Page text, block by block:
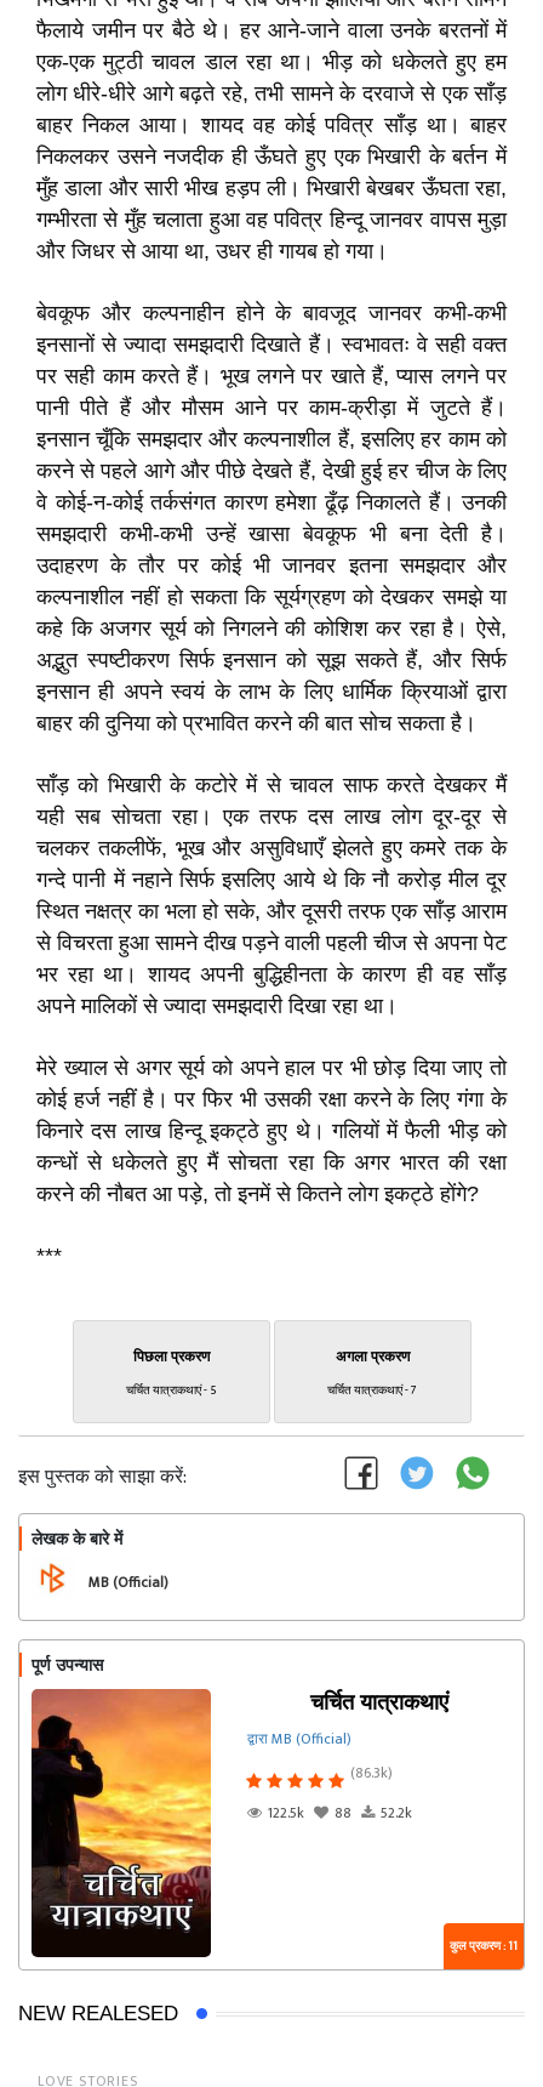
फैलाये जमीन पर बैठे थे। हर आने-जाने वाला उनके बरतनों में
एक-एक मुट्ठी चावल डाल रहा था। भीड़ को धकेलते हुए हम
लोग धीरे-धीरे आगे बढ़ते रहे, तभी सामने के दरवाजे से एक साँड़
बाहर निकल आया। शायद वह कोई पवित्र साँड़ था। बाहर
निकलकर उसने नजदीक ही ऊँघते हुए एक भिखारी के बर्तन में
मुँह डाला और सारी भीख हड़प ली। भिखारी बेखबर ऊँघता रहा,
गम्भीरता से मुँह चलाता हुआ वह पवित्र हिन्दू जानवर वापस मुड़ा
और जिधर से आया था, उधर ही गायब हो गया।
बेवकूफ और कल्पनाहीन होने के बावजूद जानवर कभी-कभी
इनसानों से ज्यादा समझदारी दिखाते हैं। स्वभावतः वे सही वक्त
पर सही काम करते हैं। भूख लगने पर खाते हैं, प्यास लगने पर
पानी पीते हैं और मौसम आने पर काम-क्रीड़ा में जुटते हैं।
इनसान चूँकि समझदार और कल्पनाशील हैं, इसलिए हर काम को
करने से पहले आगे और पीछे देखते हैं, देखी हुई हर चीज के लिए
वे कोई-न-कोई तर्कसंगत कारण हमेशा ढूँढ़ निकालते हैं। उनकी
समझदारी कभी-कभी उन्हें खासा बेवकूफ भी बना देती है।
उदाहरण के तौर पर कोई भी जानवर इतना समझदार और
कल्पनाशील नहीं हो सकता कि सूर्यग्रहण को देखकर समझे या
कहे कि अजगर सूर्य को निगलने की कोशिश कर रहा है। ऐसे,
अद्भुत स्पष्टीकरण सिर्फ इनसान को सूझ सकते हैं, और सिर्फ
इनसान ही अपने स्वयं के लाभ के लिए धार्मिक क्रियाओं द्वारा
बाहर की दुनिया को प्रभावित करने की बात सोच सकता है।
साँड़ को भिखारी के कटोरे में से चावल साफ करते देखकर मैं
यही सब सोचता रहा। एक तरफ दस लाख लोग दूर-दूर से
चलकर तकलीफें, भूख और असुविधाएँ झेलते हुए कमरे तक के
गन्दे पानी में नहाने सिर्फ इसलिए आये थे कि नौ करोड़ मील दूर
स्थित नक्षत्र का भला हो सके, और दूसरी तरफ एक साँड़ आराम
से विचरता हुआ सामने दीख पड़ने वाली पहली चीज से अपना पेट
भर रहा था। शायद अपनी बुद्धिहीनता के कारण ही वह साँड़
अपने मालिकों से ज्यादा समझदारी दिखा रहा था।
मेरे ख्याल से अगर सूर्य को अपने हाल पर भी छोड़ दिया जाए तो
कोई हर्ज नहीं है। पर फिर भी उसकी रक्षा करने के लिए गंगा के
किनारे दस लाख हिन्दू इकट्ठे हुए थे। गलियों में फैली भीड़ को
कन्धों से धकेलते हुए मैं सोचता रहा कि अगर भारत की रक्षा
करने की नौबत आ पड़े, तो इनमें से कितने लोग इकट्ठे होंगे?
***
पिछला प्रकरण
चर्चित यात्राकथाएं - 5
अगला प्रकरण
चर्चित यात्राकथाएं - 7
इस पुस्तक को साझा करें:
लेखक के बारे में
MB (Official)
पूर्ण उपन्यास
चर्चित यात्राकथाएं
द्वारा MB (Official)
(86.3k)
122.5k
88 52.2k
कुल प्रकरण : 11
NEW REALESED
LOVE STORIES